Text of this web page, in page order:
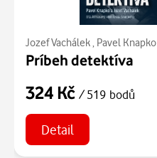
Jozef Vachálek, Pavel Knapko
Príbeh detektíva
324 Kč / 519 bodů
Detail